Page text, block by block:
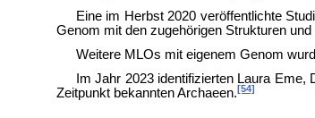
Eine im Herbst 2020 veröffentlichte
Genom mit den zugehörigen Strukturen
Weitere MLOs mit eigenem Genom
Im Jahr 2023 identifizierten Laura Eme,
Zeitpunkt bekannten Archaeen.[54]